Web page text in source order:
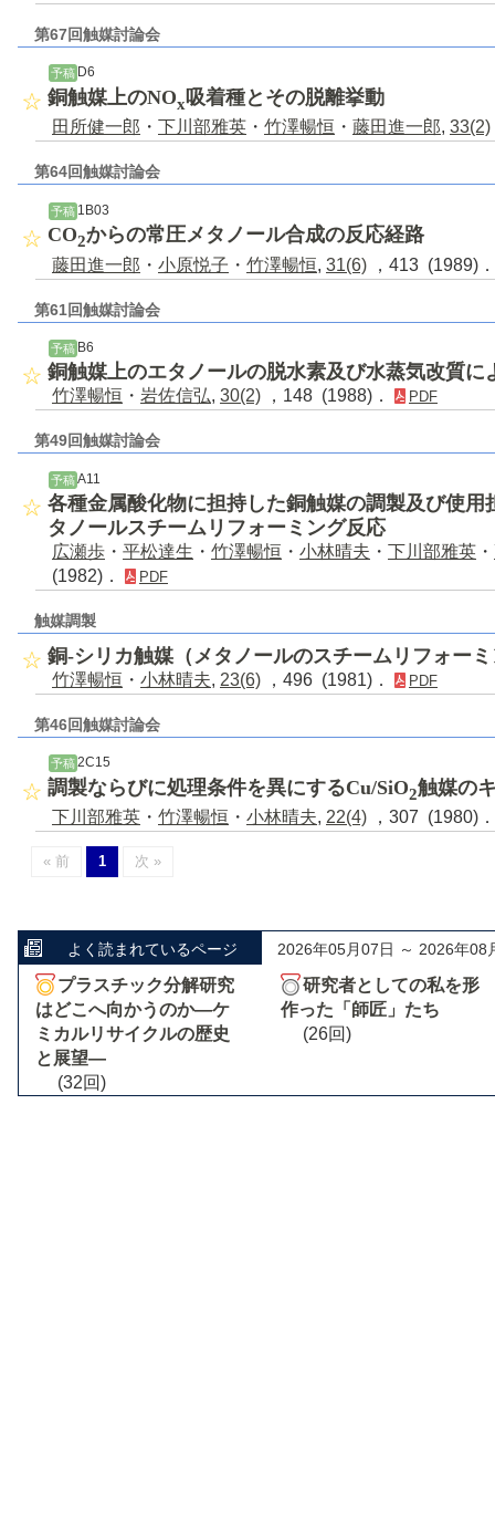
第67回触媒討論会
予稿 D6
銅触媒上のNOx 吸着種とその脱離挙動
田所健一郎 ・ 下川部雅英 ・ 竹澤暢恒 ・ 藤田進一郎, 33(2)
第64回触媒討論会
予稿1B03
CO2からの常圧メタノール合成の反応経路
藤田進一郎 ・ 小原悦子 ・ 竹澤暢恒, 31(6) ，413 (1989)
第61回触媒討論会
予稿 B6
銅触媒上のエタノールの脱水素及び水蒸気改質に
竹澤暢恒 ・ 岩佐信弘, 30(2) ，148 (1988)． PDF
第49回触媒討論会
予稿 A11
各種金属酸化物に担持した銅触媒の調製及び使
タノールスチームリフォーミング反応
広瀬歩 ・ 平松達生 ・ 竹澤暢恒 ・ 小林晴夫 ・ 下川部雅英 ・
(1982)．
PDF
触媒調製
銅-シリカ触媒（メタノールのスチームリフォー
竹澤暢恒 ・ 小林晴夫, 23(6) ，496 (1981)． PDF
第46回触媒討論会
予稿 2C15
調製ならびに処理条件を異にするCu/SiO2触媒の
下川部雅英 ・ 竹澤暢恒 ・ 小林晴夫, 22(4) ，307 (1980)
« 前 1 次 »
よく読まれているページ 2026年05月07日 ～ 2026年08
プラスチック分解研究
はどこへ向かうのか―ケ
ミカルリサイクルの歴史
と展望―
(32回)
研究者としての私を形
作った「師匠」たち
(26回)